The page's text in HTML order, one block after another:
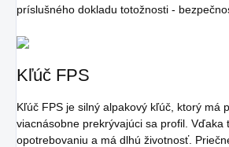
príslušného dokladu totožnosti -
Kľúč FPS
Kľúč FPS je silný alpakový kľúč, ktorý má
viacnásobne prekrývajúci sa profil. Vďaka
opotrebovaniu a má dlhú životnosť.